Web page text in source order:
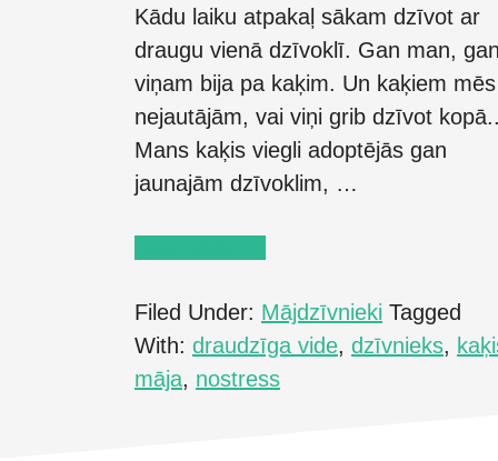
Kādu laiku atpakaļ sākam dzīvot ar
draugu vienā dzīvoklī. Gan man, gan
viņam bija pa kaķim. Un kaķiem mēs
nejautājām, vai viņi grib dzīvot
Mans kaķis viegli adoptējās gan
jaunajām dzīvoklim, …
vide
mājās
kaķiem
Filed Under: Mājdzīvnieki Tagged
With: draudzīga vide, dzīvnieks,
māja, nostress